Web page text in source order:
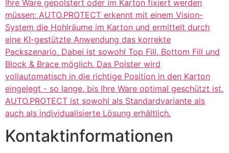
Ihre Ware gepolstert oder im Karton fixiert werden
müssen: AUTO.PROTECT erkennt mit einem Vision-
System die Hohlräume im Karton und ermittelt durch
eine KI-gestützte Anwendung das korrekte
Packszenario. Dabei ist sowohl Top Fill, Bottom Fill und
Block & Brace möglich. Das Polster wird
vollautomatisch in die richtige Position in den Karton
eingelegt - so lange, bis Ihre Ware optimal geschützt ist.
AUTO.PROTECT ist sowohl als Standardvariante als
auch als individualisierte Lösung erhältlich.
Kontaktinformationen